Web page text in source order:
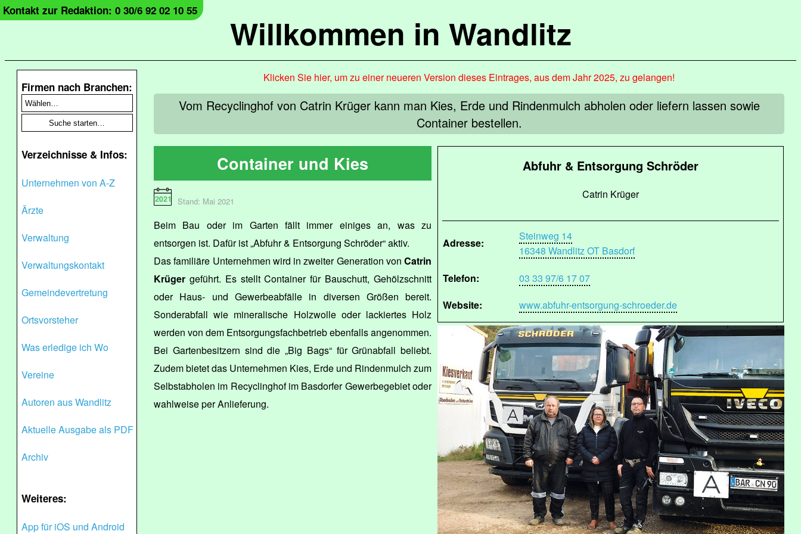
Willkommen in Wandlitz
Kontakt zur Redaktion: 0 30/6 92 02 10 55
Firmen nach Branchen:
Verzeichnisse & Infos:
Unternehmen von A-Z
Ärzte
Verwaltung
Verwaltungskontakt
Gemeindevertretung
Ortsvorsteher
Was erledige ich Wo
Vereine
Autoren aus Wandlitz
Aktuelle Ausgabe als PDF
Archiv
Weiteres:
App für iOS und Android
Klicken Sie hier, um zu einer neueren Version dieses Eintrages, aus dem Jahr 2025, zu gelangen!
Vom Recyclinghof von Catrin Krüger kann man Kies, Erde und Rindenmulch abholen oder liefern lassen sowie
Container bestellen.
Abfuhr & Entsorgung Schröder
Catrin Krüger
Adresse:
Steinweg 14
16348 Wandlitz OT Basdorf
Telefon:
03 33 97/6 17 07
Website:
www.abfuhr-entsorgung-schroeder.de
Container und Kies
Stand: Mai 2021
Beim Bau oder im Garten fällt immer einiges an, was zu
entsorgen ist. Dafür ist „Abfuhr & Entsorgung Schröder“ aktiv.
Das familiäre Unternehmen wird in zweiter Generation vonCatrin
Krüger geführt. Es stellt Container für Bauschutt, Gehölzschnitt
oder Haus- und Gewerbeabfälle in diversen Größen bereit.
Sonderabfall wie mineralische Holzwolle oder lackiertes Holz
werden von dem Entsorgungsfachbetrieb ebenfalls angenommen.
Bei Gartenbesitzern sind die „Big Bags“ für Grünabfall beliebt.
Zudem bietet das Unternehmen Kies, Erde und Rindenmulch zum
Selbstabholen im Recyclinghof im Basdorfer Gewerbegebiet oder
wahlweise per Anlieferung.